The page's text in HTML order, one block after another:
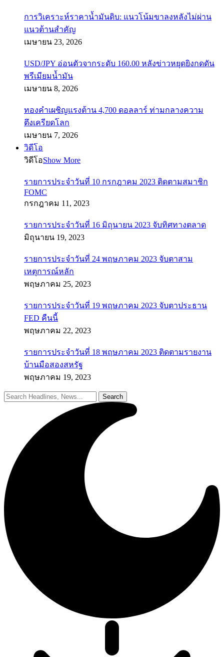
การวิเคราะห์ราคาน้ำมันดิบ: แนวโน้มขาลงหลังไม่ผ่าน
แนวต้านสำคัญ
เมษายน 23, 2026
USD/JPY อ่อนตัวจากระดับ 160.00 หลังข่าวหยุดยิงกดดัน
พรีเมียมน้ำมัน
เมษายน 8, 2026
ทองคำเผชิญแรงต้าน 4,700 ดอลลาร์ ท่ามกลางความ
ตึงเครียดโลก
เมษายน 7, 2026
วิดีโอ
วิดีโอShow More
รายการประจำวันที่ 10 กรกฎาคม 2023 ติดตามสมาชิก
FOMC
กรกฎาคม 11, 2023
รายการประจำวันที่ 16 มิถุนายน 2023 จับทิศทางตลาด
มิถุนายน 19, 2023
รายการประจำวันที่ 24 พฤษภาคม 2023 จับตาสาม
เหตุการณ์หลัก
พฤษภาคม 25, 2023
รายการประจำวันที่ 19 พฤษภาคม 2023 จับตาประธาน
FED คืนนี้
พฤษภาคม 22, 2023
รายการประจำวันที่ 18 พฤษภาคม 2023 ติดตามรายงาน
บ้านมือสองสหรัฐ
พฤษภาคม 19, 2023